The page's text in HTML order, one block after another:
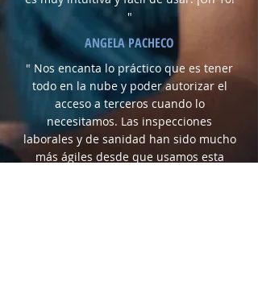
"
ANGELA PACHECO
" Nos encanta lo práctico que es tener
todo en la nube y poder autorizar el
acceso a terceros cuando lo
necesitamos. Las inspecciones
laborales y de sanidad han sido mucho
más ágiles desde que usamos esta